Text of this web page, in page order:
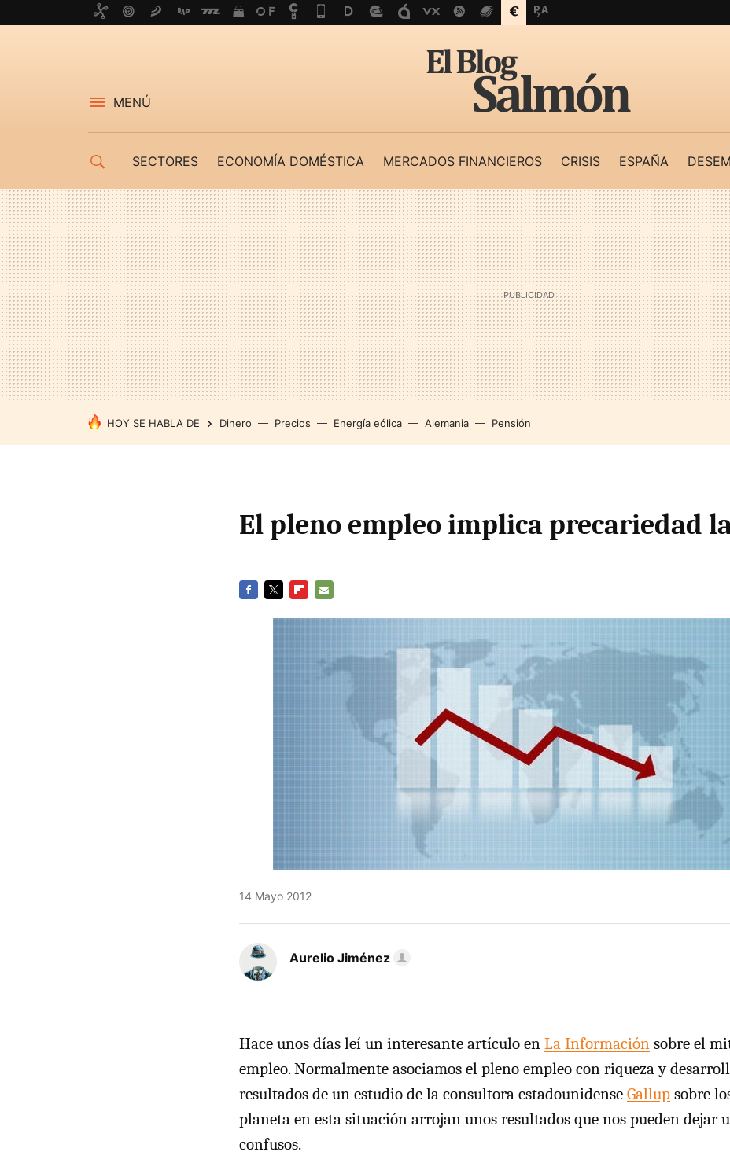
MENÚ
SECTORES ECONOMÍA DOMÉSTICA MERCADOS FINANCIEROS CRISIS ESPAÑA
HOY SE HABLA DE Dinero Precios Energía eólica Alemania Pensión
El pleno empleo implica precariedad
14 Mayo 2012
Aurelio Jiménez
Hace unos días leí un interesante artículo en La Información sobre el
empleo. Normalmente asociamos el pleno empleo con riqueza y
resultados de un estudio de la consultora estadounidense Gallup sobre
planeta en esta situación arrojan unos resultados que nos pueden dejar
confusos.